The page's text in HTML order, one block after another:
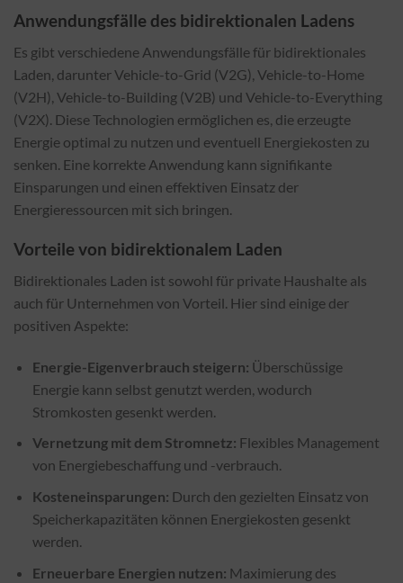
Anwendungsfälle des bidirektionalen Ladens
Es gibt verschiedene Anwendungsfälle für bidirektionales
Laden, darunter Vehicle-to-Grid (V2G), Vehicle-to-Home
(V2H), Vehicle-to-Building (V2B) und Vehicle-to-Everything
(V2X). Diese Technologien ermöglichen es, die erzeugte
Energie optimal zu nutzen und eventuell Energiekosten zu
senken. Eine korrekte Anwendung kann signifikante
Einsparungen und einen effektiven Einsatz der
Energieressourcen mit sich bringen.
Vorteile von bidirektionalem Laden
Bidirektionales Laden ist sowohl für private Haushalte als
auch für Unternehmen von Vorteil. Hier sind einige der
positiven Aspekte:
Energie-Eigenverbrauch steigern: Überschüssige
Energie kann selbst genutzt werden, wodurch
Stromkosten gesenkt werden.
Vernetzung mit dem Stromnetz: Flexibles Management
von Energiebeschaffung und -verbrauch.
Kosteneinsparungen: Durch den gezielten Einsatz von
Speicherkapazitäten können Energiekosten gesenkt
werden.
Erneuerbare Energien nutzen: Maximierung des